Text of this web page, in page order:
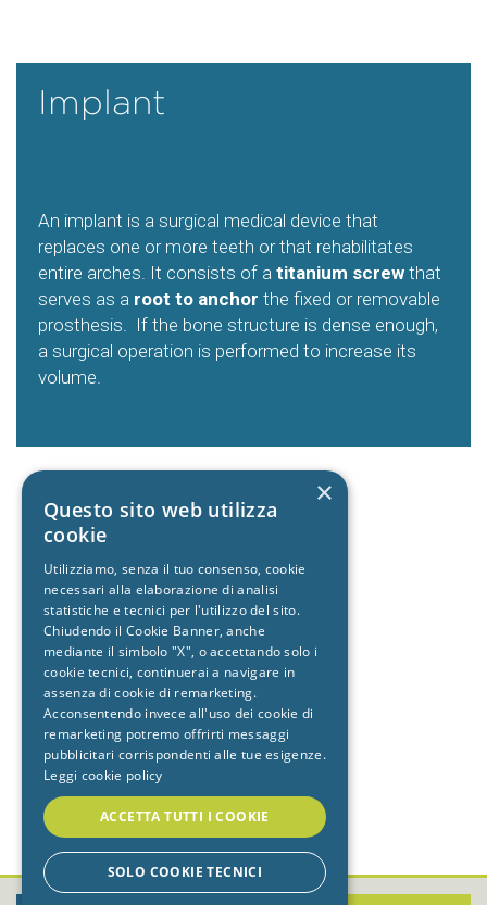
Implant
An implant is a surgical medical device that
replaces one or more teeth or that rehabilitates
entire arches. It consists of a titanium screw that
serves as a root to anchor the fixed or removable
prosthesis. If the bone structure is dense enough,
a surgical operation is performed to increase its
volume.
×
Questo sito web utilizza
cookie
Utilizziamo, senza il tuo consenso, cookie
necessari alla elaborazione di analisi
statistiche e tecnici per l'utilizzo del sito.
Chiudendo il Cookie Banner, anche
mediante il simbolo "X", o accettando solo i
cookie tecnici, continuerai a navigare in
assenza di cookie di remarketing.
Acconsentendo invece all'uso dei cookie di
remarketing potremo offrirti messaggi
pubblicitari corrispondenti alle tue esigenze.
Leggi cookie policy
ACCETTA TUTTI I COOKIE
SOLO COOKIE TECNICI